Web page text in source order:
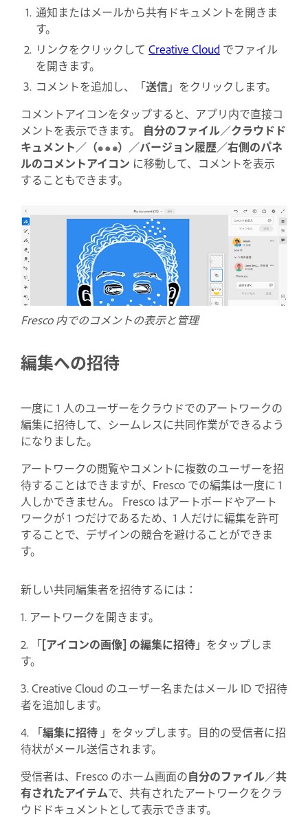
通知またはメールから共有ドキュメントを開きま
す。
リンクをクリックして Creative Cloud でファイル
を開きます。
コメントを追加し、「送信」をクリックします。
コメントアイコンをタップすると、アプリ内で直接コ
メントを表示できます。 自分のファイル／クラウドド
キュメント／（
）／バージョン履歴／右側のパネ
ルのコメントアイコン に移動して、 コメントを表示
することもできます。
Fresco 内でのコメントの表示と管理
編集への招待
一度に 1 人のユーザーをクラウドでのアートワークの
編集に招待して、シームレスに共同作業ができるよう
になりました。
アートワークの閲覧やコメントに複数のユーザーを招
待することはできますが、Fresco での編集は一度に 1
人しかできません。 Fresco はアートボードやアート
ワークが 1 つだけであるため、1 人だけに編集を許可
することで、デザインの競合を避けることができま
す。
新しい共同編集者を招待するには：
1. アートワークを開きます。
2. 「[アイコンの画像] の編集に招待」をタップしま
す。
3. Creative Cloud のユーザー名またはメール ID で招待
者を追加します。
4. 「編集に招待 」をタップします。目的の受信者に招
待状がメール送信されます。
受信者は、Fresco のホーム画面の自分のファイル／共
有されたアイテムで、共有されたアートワークをクラ
ウドドキュメントとして表示できます。